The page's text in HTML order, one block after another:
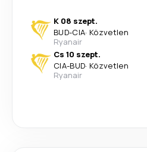
K 08 szept.
BUD-CIA· Közvetlen
Ryanair
Cs 10 szept.
CIA-BUD· Közvetlen
Ryanair